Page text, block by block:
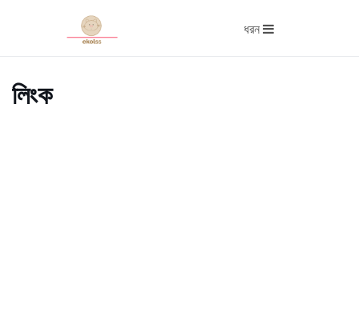
ধরন
লিংক